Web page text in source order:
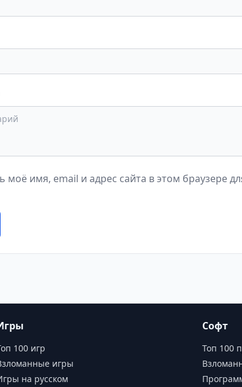
моё имя, email и адрес сайта в этом браузере
100 игр
игры
на русском
Софт
Топ 100